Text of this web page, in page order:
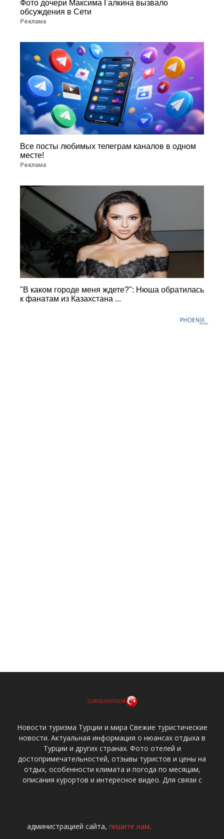
Фото дочери Максима Галкина вызвало
обсуждения в Сети
Реклама
Все посты любимых телеграм каналов в одном
месте!
Реклама
"В каком городе меня ждете?": Нюша обратилась
к фанатам из Казахстана ...
Новости туризма Турции и мира Свежие туристические
новости. Актуальная информация о нюансах отдыха в
Турции и других странах. Фото отелей и
достопримечательностей, отзывы туристов и цены на
отдых, особенности климата и погода по месяцам,
описания курортов и интересное видео. Для связи с
администрацией сайта, пишите нам.